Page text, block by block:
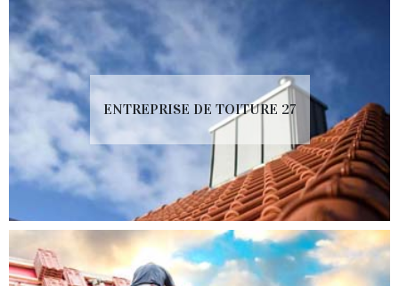
ENTREPRISE DE TOITURE 27